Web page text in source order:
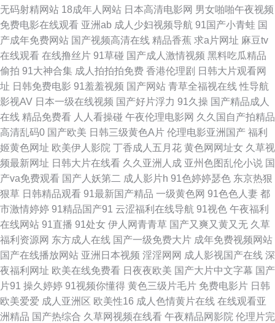
影院123 九九打炮 色情久久视频网 1024国产毛片 91看片婬黄大片网址 91
在线观看资源 成人黄色三级片网站 免费91 婷婷福利导航 91韩国伊人五码 欧
韩色图小说 午夜肏屄 国女不卡 浮力影院限制级 国产在线视频91 91福利导航
视频 不卡的a在线 狠狠干综合网 97国产精品视频在线 黑丝喷水 欧美久艹在
线 性福AⅤ 91福利啪 91视频网站免费观看 不卡91福利视频 久操免费观看 日
韩操B视频 亚洲久草网 91在线观看免费高清视频 伪娘自拍一区 久久福利社
97人妻资源总站超碰 欧韩A片 色色日女人 91黑黄网 黑丝资源站 午夜诱惑av
三级日韩网址 AV福利姬在线 青青草先生一起 超碰日韩 91社地址 成人电影
小说网 黄污污在线观看 91黑丝国 日韩毛片网址 精品国产乱 海角社区真实偷
伦AV 91伊人网 午夜福利宅女 欧美洲精品久久 午夜剧院 国产美女 欧美成人
拍拍视频网站 91福利导航大全 99热青青 国产精品无毒久久 蜜桃成人网站 色
无码射精网站 18成年人网站 日本高清电影网 男女啪啪午夜视频
免费电影在线观看 亚洲ab 成人少妇视频导航 91国产小青蛙 国
产成年免费网站 国产视频高清在线 精品香蕉 求a片网址 麻豆tv
在线观看 在线撸丝片 91草碰 国产成人激情视频 黑料吃瓜精品
偷拍 91大神合集 成人拍拍拍免费 香港伦理剧 日韩大片观看网
址 日韩免费电影 91羞羞视频 国产网站 青草全福视在线 性导航
影视AV 日本一级在线视频 国产好片浮力 91久操 国产精品成人
在线 精品免费看 人人看操碰 午夜伦理电影网 久久国自产拍精品
高清乱码0 国产欧美 日韩三级黄色A片 伦理电影亚洲国产 福利
姬黄色网址 欧美伊人影院 丁香成人五月花 黄色网网址女 久草视
频最新网址 日韩大片在线看 久久亚洲人成 亚州色图乱伦小说 国
产va免费观看 国产人妖第二 成人影片h 91色婷婷瑟色 东京热狠
狠草 日韩精品观看 91最新国产精品 一级黄色网 91色色人妻 都
市激情婷婷 91精品国产91 云涩福利在线导航 91视色 午夜福利
在线网站 91直播 91处女 伊人网青青草 国产又爽又黄又无 久草
福利资源网 东方成人在线 国产一级免费大片 成年免费视频网站
国产在线播放网站 亚洲日本视频 淫淫网网 成人影视国产在线 深
夜福利网址 欧美在线免费看 日夜夜欧美 国产大片中文字幕 国产
片91 操久婷婷 91视频你懂得 黄色三级片毛片 免费电影片 日韩
欧美爱爱 成人亚洲区 欧美性16 成人色情黄片在线 在线观看亚
洲精品 国产热综合 久草网视频在线看 午夜精品网影院 伦理片完